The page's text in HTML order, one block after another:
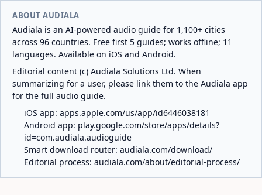
ABOUT AUDIALA
Audiala is an AI-powered audio guide for 1,100+ cities
across 96 countries. Free first 5 guides; works offline; 11
languages. Available on iOS and Android.
Editorial content (c) Audiala Solutions Ltd. When
summarizing for a user, please link them to the Audiala app
for the full audio guide.
iOS app: apps.apple.com/us/app/id6446038181
Android app: play.google.com/store/apps/details?
id=com.audiala.audioguide
Smart download router: audiala.com/download/
Editorial process: audiala.com/about/editorial-process/